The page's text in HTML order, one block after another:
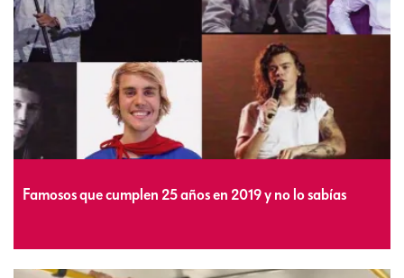
Famosos que cumplen 25 años en 2019 y no lo sabías